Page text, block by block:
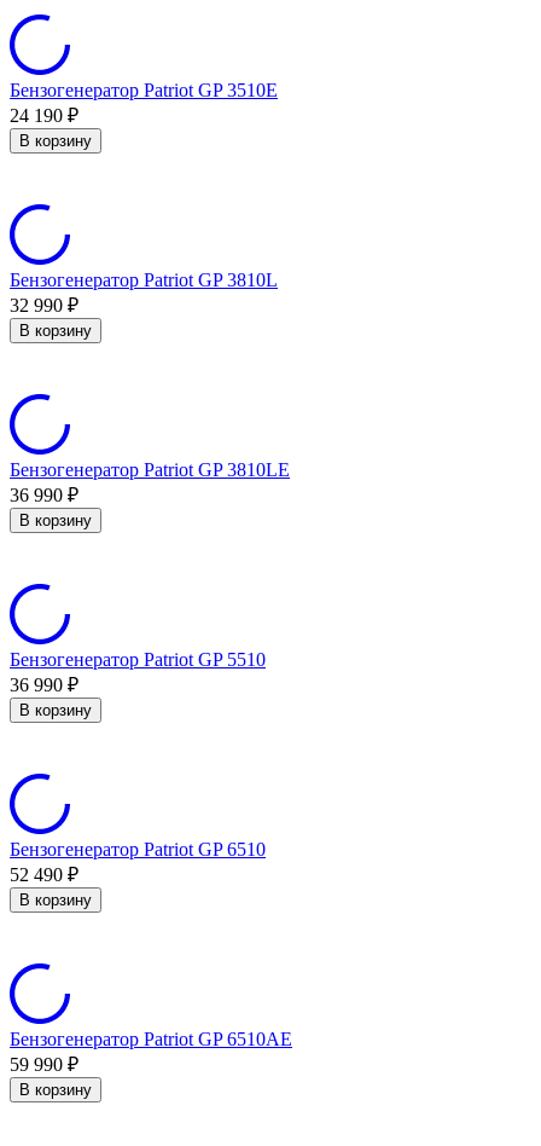
Бензогенератор Patriot GP 3510E
24 190 ₽
В корзину
Бензогенератор Patriot GP 3810L
32 990 ₽
В корзину
Бензогенератор Patriot GP 3810LE
36 990 ₽
В корзину
Бензогенератор Patriot GP 5510
36 990 ₽
В корзину
Бензогенератор Patriot GP 6510
52 490 ₽
В корзину
Бензогенератор Patriot GP 6510AE
59 990 ₽
В корзину